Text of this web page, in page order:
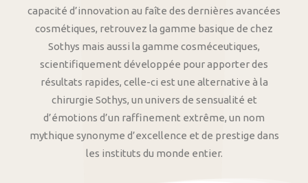
capacité d’innovation au faîte des dernières avancées
cosmétiques, retrouvez la gamme basique de chez
Sothys mais aussi la gamme cosméceutiques,
scientifiquement développée pour apporter des
résultats rapides, celle-ci est une alternative à la
chirurgie Sothys, un univers de sensualité et
d’émotions d’un raffinement extrême, un nom
mythique synonyme d’excellence et de prestige dans
les instituts du monde entier.